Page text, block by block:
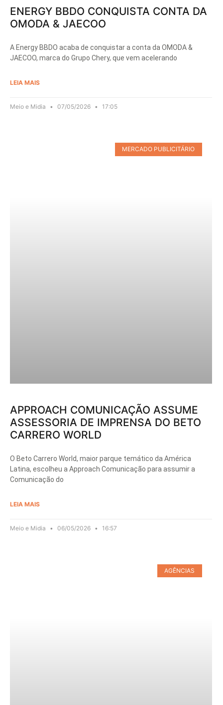
ENERGY BBDO CONQUISTA CONTA DA
OMODA & JAECOO
A Energy BBDO acaba de conquistar a conta da OMODA &
JAECOO, marca do Grupo Chery, que vem acelerando
LEIA MAIS
Meio e Midia 07/05/2026 17:05
MERCADO PUBLICITÁRIO
APPROACH COMUNICAÇÃO ASSUME
ASSESSORIA DE IMPRENSA DO BETO
CARRERO WORLD
O Beto Carrero World, maior parque temático da América
Latina, escolheu a Approach Comunicação para assumir a
Comunicação do
LEIA MAIS
Meio e Midia 06/05/2026 16:57
AGÊNCIAS